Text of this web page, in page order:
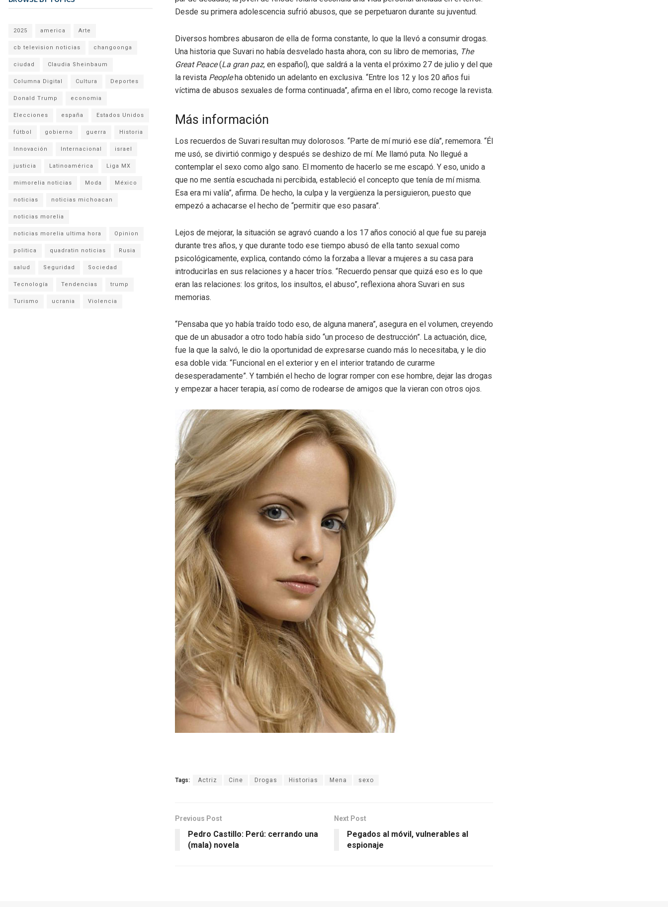
Desde su primera adolescencia sufrió abusos, que se perpetuaron durante su juventud.
Diversos hombres abusaron de ella de forma constante, lo que la llevó a consumir drogas.
Una historia que Suvari no había desvelado hasta ahora, con su libro de memorias, The
Great Peace(La gran paz, en español), que saldrá a la venta el próximo 27 de julio y del que
la revista Peopleha obtenido un adelanto en exclusiva. “Entre los 12 y los 20 años fui
víctima de abusos sexuales de forma continuada”, afirma en el libro, como recoge la revista.
Más información
Los recuerdos de Suvari resultan muy dolorosos. “Parte de mí murió ese día”, rememora. “Él
me usó, se divirtió conmigo y después se deshizo de mí. Me llamó puta. No llegué a
contemplar el sexo como algo sano. El momento de hacerlo se me escapó. Y eso, unido a
que no me sentía escuchada ni percibida, estableció el concepto que tenía de mí misma.
Esa era mi valía”, afirma. De hecho, la culpa y la vergüenza la persiguieron, puesto que
empezó a achacarse el hecho de “permitir que eso pasara”.
Lejos de mejorar, la situación se agravó cuando a los 17 años conoció al que fue su pareja
durante tres años, y que durante todo ese tiempo abusó de ella tanto sexual como
psicológicamente, explica, contando cómo la forzaba a llevar a mujeres a su casa para
introducirlas en sus relaciones y a hacer tríos. “Recuerdo pensar que quizá eso es lo que
eran las relaciones: los gritos, los insultos, el abuso”, reflexiona ahora Suvari en sus
memorias.
“Pensaba que yo había traído todo eso, de alguna manera”, asegura en el volumen, creyendo
que de un abusador a otro todo había sido “un proceso de destrucción”. La actuación, dice,
fue la que la salvó, le dio la oportunidad de expresarse cuando más lo necesitaba, y le dio
esa doble vida: “Funcional en el exterior y en el interior tratando de curarme
desesperadamente”. Y también el hecho de lograr romper con ese hombre, dejar las drogas
y empezar a hacer terapia, así como de rodearse de amigos que la vieran con otros ojos.
Tags: Actriz Cine Drogas Historias Mena sexo
Previous Post
Pedro Castillo: Perú: cerrando una
(mala) novela
Next Post
Pegados al móvil, vulnerables al
espionaje
2025 america Arte
cb television noticias changoonga
ciudad Claudia Sheinbaum
Columna Digital Cultura Deportes
Donald Trump economia
Elecciones españa Estados Unidos
fútbol gobierno guerra Historia
Innovación Internacional israel
justicia Latinoamérica Liga MX
mimorelia noticias Moda México
noticias noticias michoacan
noticias morelia
noticias morelia ultima hora Opinion
politica quadratin noticias Rusia
salud Seguridad Sociedad
Tecnología Tendencias trump
Turismo ucrania Violencia